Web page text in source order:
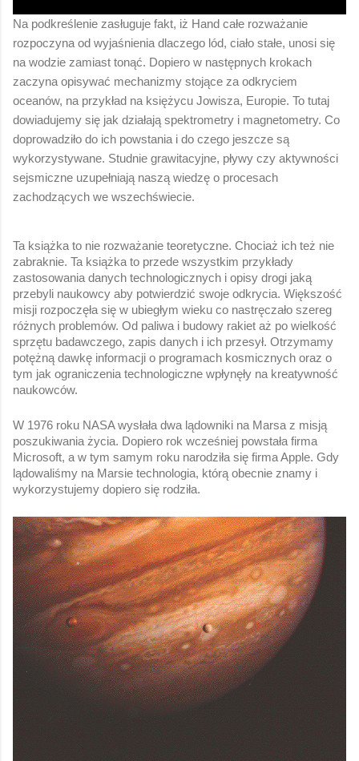
Na podkreślenie zasługuje fakt, iż Hand całe rozważanie
rozpoczyna od wyjaśnienia dlaczego lód, ciało stałe, unosi się
na wodzie zamiast tonąć. Dopiero w następnych krokach
zaczyna opisywać mechanizmy stojące za odkryciem
oceanów, na przykład na księżycu Jowisza, Europie. To tutaj
dowiadujemy się jak działają spektrometry i magnetometry. Co
doprowadziło do ich powstania i do czego jeszcze są
wykorzystywane. Studnie grawitacyjne, pływy czy aktywności
sejsmiczne uzupełniają naszą wiedzę o procesach
zachodzących we wszechświecie.
Ta książka to nie rozważanie teoretyczne. Chociaż ich też nie
zabraknie. Ta książka to przede wszystkim przykłady
zastosowania danych technologicznych i opisy drogi jaką
przebyli naukowcy aby potwierdzić swoje odkrycia. Większość
misji rozpoczęła się w ubiegłym wieku co nastręczało szereg
różnych problemów. Od paliwa i budowy rakiet aż po wielkość
sprzętu badawczego, zapis danych i ich przesył. Otrzymamy
potężną dawkę informacji o programach kosmicznych oraz o
tym jak ograniczenia technologiczne wpłynęły na kreatywność
naukowców.
W 1976 roku NASA wysłała dwa lądowniki na Marsa z misją
poszukiwania życia. Dopiero rok wcześniej powstała firma
Microsoft, a w tym samym roku narodziła się firma Apple. Gdy
lądowaliśmy na Marsie technologia, którą obecnie znamy i
wykorzystujemy dopiero się rodziła.